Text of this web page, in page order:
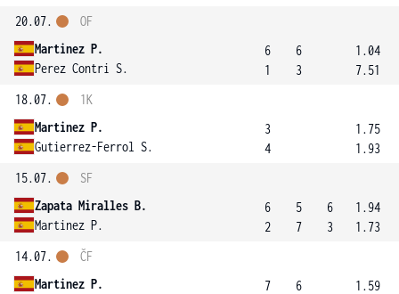
20.07.
Martinez P.
Perez Contri S.
OF
6
1
6
3
1.04
7.51
18.07.
Martinez P.
Gutierrez-Ferrol S.
1K
3
4
1.75
1.93
15.07.
Zapata Miralles B.
Martinez P.
SF
6
2
5
7
6
3
1.94
1.73
14.07.
Martinez P.
ČF
7
6
1.59